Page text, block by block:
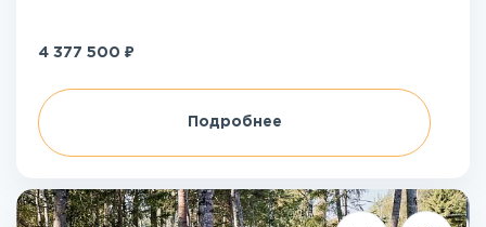
4 377 500 ₽
Подробнее